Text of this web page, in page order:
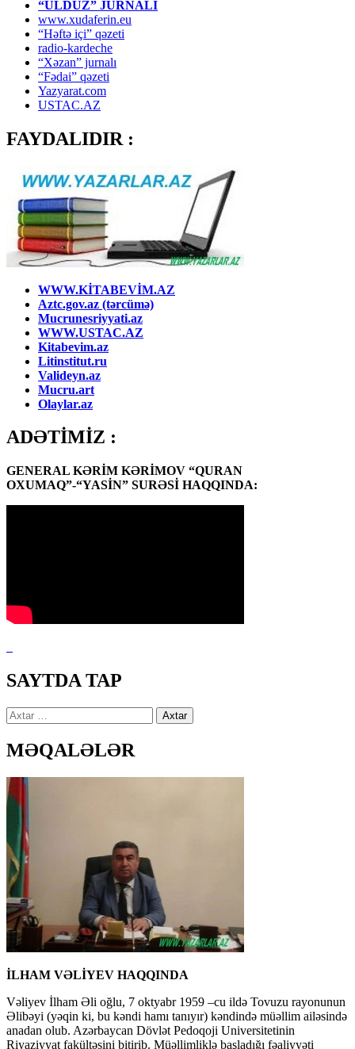
“ULDUZ” JURNALI
www.xudaferin.eu
“Həftə içi” qəzeti
radio-kardeche
“Xəzan” jurnalı
“Fədai” qəzeti
Yazyarat.com
USTAC.AZ
FAYDALIDIR :
WWW.KİTABEVİM.AZ
Aztc.gov.az (tərcümə)
Mucrunesriyyati.az
WWW.USTAC.AZ
Kitabevim.az
Litinstitut.ru
Valideyn.az
Mucru.art
Olaylar.az
ADƏTİMİZ :
GENERAL KƏRİM KƏRİMOV “QURAN
OXUMAQ”-“YASİN” SURƏSİ HAQQINDA:
SAYTDA TAP
Axtarış:
MƏQALƏLƏR
İLHAM VƏLİYEV HAQQINDA
Vəliyev İlham Əli oğlu, 7 oktyabr 1959 –cu ildə Tovuzu rayonunun
Əlibəyi (yəqin ki, bu kəndi hamı tanıyır) kəndində müəllim ailəsində
anadan olub. Azərbaycan Dövlət Pedoqoji Universitetinin
Riyaziyyat fakültəsini bitirib. Müəllimliklə başladığı fəaliyyəti